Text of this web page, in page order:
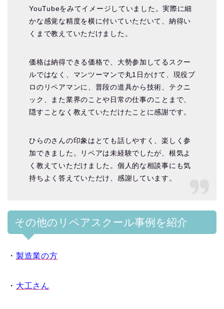
YouTubeをみてイメージしていました。実際に細
かな感覚な精度を横に付いていただいて、納得い
くまで教えていただけました。
価格は納得できる価格で、大勢参加してるスクー
ルではなく、マンツーマンで丸1日かけて、現役プ
ロのリペアマンに、普段の道具から技術、テクニ
ック、また業界のことや日常の仕事のことまで、
隠すことなく教えていただけたことに感謝です。
ひらのさんの印象はとても話しやすく、楽しく参
加できました。リペアは未経験でしたが、根気よ
く教えていただけました。個人的な相談事にも気
持ちよく答えていただけ、感謝しています。
その他のリペアスクール事例を紹介
・ 製造業の方
・ 大工さん